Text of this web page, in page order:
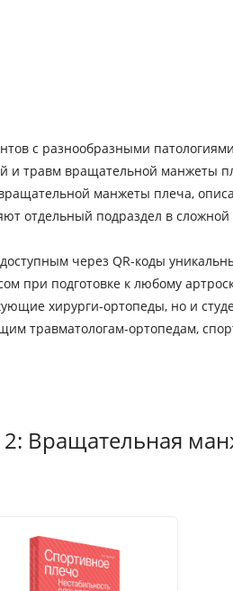
с разнообразными
и травм вращательной манжеты
манжеты плеча,
отдельный подраздел в
через QR-коды
при подготовке к любому
хирурги-ортопеды, но и
травматологам-ортопедам,
Вращательная